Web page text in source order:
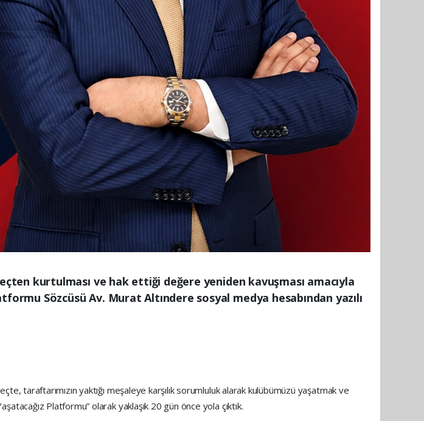
kurtulması ve hak ettiği değere yeniden kavuşması amacıyla
Sözcüsü Av. Murat Altındere sosyal medya hesabından yazılı
taraftarımızın yaktığı meşaleye karşılık sorumluluk alarak kulübümüzü yaşatmak ve
Platformu” olarak yaklaşık 20 gün önce yola çıktık.